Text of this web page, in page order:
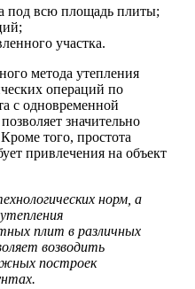
под всю площадь плиты;
участка.
метода утепления
операций по
с одновременной
значительно
того, простота
привлечения на объект
норм, а
плит в различных
возводить
построек